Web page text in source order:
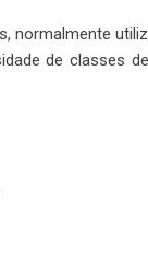
normalmente
de classes